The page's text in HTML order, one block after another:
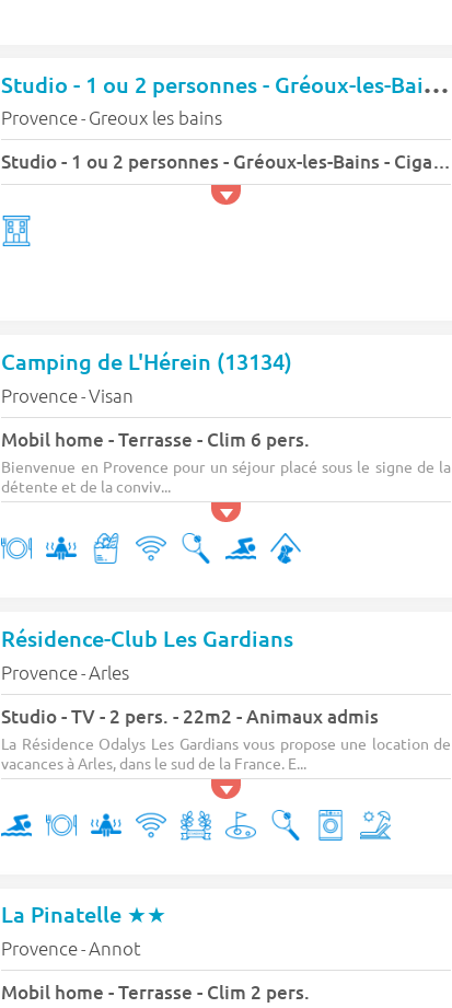
Studio - 1 ou 2 personnes - Gréoux-les-Bains - Cigaloun
Provence- Greoux les bains
Studio - 1 ou 2 personnes - Gréoux-les-Bains - Cigaloun
Camping de L'Hérein (13134)
Provence-Visan
Mobil home - Terrasse - Clim 6 pers.
Bienvenue en Provence pour un séjour placé sous le signe de la
détente et de la conviv...
Résidence-Club Les Gardians
Provence-Arles
Studio - TV - 2 pers. - 22m2 - Animaux admis
La Résidence Odalys Les Gardians vous propose une location de
vacances à Arles, dans le sud de la France. E...
La Pinatelle ★★
Provence-Annot
Mobil home - Terrasse - Clim 2 pers.